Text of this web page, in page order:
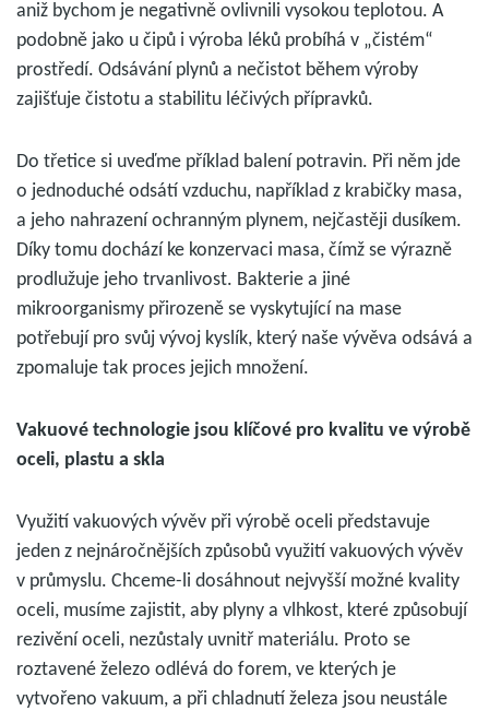
aniž bychom je negativně ovlivnili vysokou teplotou. A
podobně jako u čipů i výroba léků probíhá v „čistém“
prostředí. Odsávání plynů a nečistot během výroby
zajišťuje čistotu a stabilitu léčivých přípravků.
Do třetice si uveďme příklad balení potravin. Při něm jde
o jednoduché odsátí vzduchu, například z krabičky masa,
a jeho nahrazení ochranným plynem, nejčastěji dusíkem.
Díky tomu dochází ke konzervaci masa, čímž se výrazně
prodlužuje jeho trvanlivost. Bakterie a jiné
mikroorganismy přirozeně se vyskytující na mase
potřebují pro svůj vývoj kyslík, který naše vývěva odsává a
zpomaluje tak proces jejich množení.
Vakuové technologie jsou klíčové pro kvalitu ve výrobě
oceli, plastu a skla
Využití vakuových vývěv při výrobě oceli představuje
jeden z nejnáročnějších způsobů využití vakuových vývěv
v průmyslu. Chceme-li dosáhnout nejvyšší možné kvality
oceli, musíme zajistit, aby plyny a vlhkost, které způsobují
rezivění oceli, nezůstaly uvnitř materiálu. Proto se
roztavené železo odlévá do forem, ve kterých je
vytvořeno vakuum, a při chladnutí železa jsou neustále